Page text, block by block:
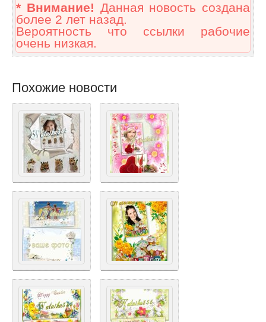
* Внимание! Данная новость создана
более 2 лет назад.
Вероятность что ссылки рабочие
очень низкая.
Похожие новости